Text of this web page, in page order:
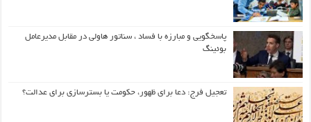
پاسخگویی و مبارزه با فساد ، سناتور هاولی در مقابل مدیرعامل
بوئینگ
تعجیل فرج: دعا برای ظهور، حکومت یا بسترسازی برای عدالت؟